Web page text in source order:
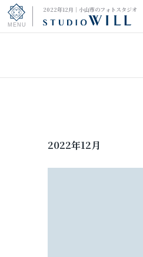
2022年12月｜小山市のフォトスタジオ
ウェディングフォト
2022年12月